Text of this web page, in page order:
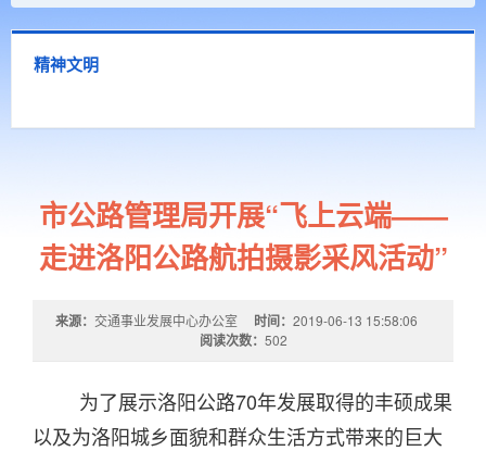
精神文明
市公路管理局开展“飞上云端——
走进洛阳公路航拍摄影采风活动”
来源： 交通事业发展中心办公室 时间： 2019-06-13 15:58:06
阅读次数： 502
为了展示洛阳公路70年发展取得的丰硕成果
以及为洛阳城乡面貌和群众生活方式带来的巨大